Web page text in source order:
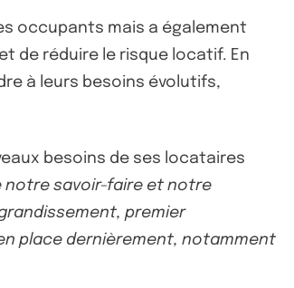
occupants mais a également
de réduire le risque locatif. En
à leurs besoins évolutifs,
besoins de ses locataires
notre savoir-faire et notre
premier
place dernièrement, notamment